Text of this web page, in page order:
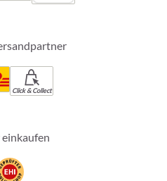
Click & Collect
einkaufen